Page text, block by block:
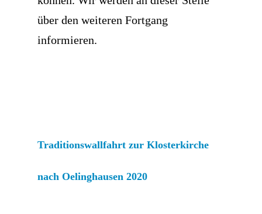
über den weiteren Fortgang
informieren.
Traditionswallfahrt zur Klosterkirche
nach Oelinghausen 2020